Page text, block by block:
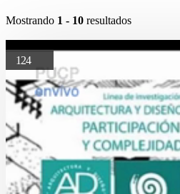
Mostrando 1 - 10 resultados
124